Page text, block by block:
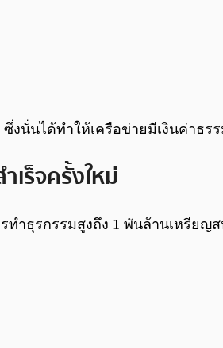
นั่นได้ทำให้เครือข่ายมีเงินค่าธร
เร็จครั้งใหม่
ำธุรกรรมสูงถึง 1 พันล้านเหรียญ